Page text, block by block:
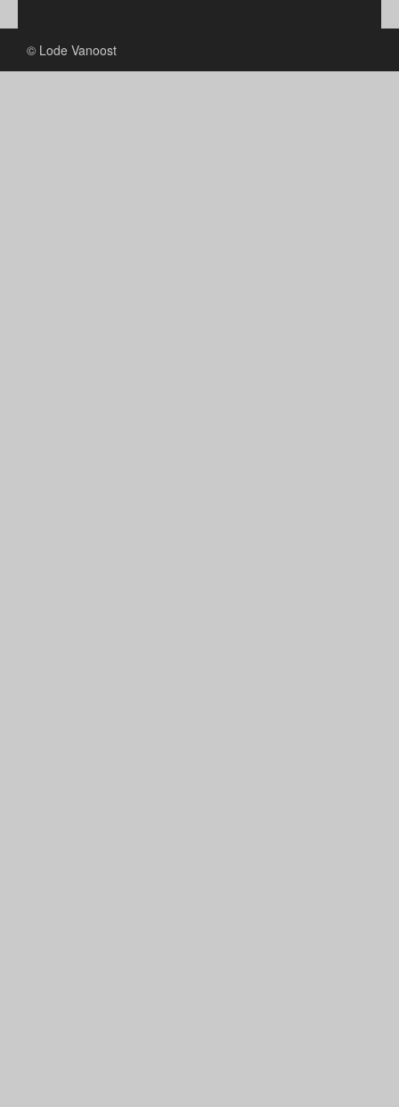
© Lode Vanoost